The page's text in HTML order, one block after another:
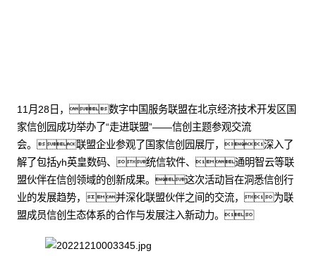
11月28日，数字中国服务联盟在北京经济技术开发区国
家信创园成功举办了“走进联盟”——信创主题参观交流
会。联盟企业参观了国家信创园展厅，深入了
解了包括yh英皇数码、统信软件、通明智云等联
盟伙伴在信创领域的创新成果。这次活动旨在洞悉信创行
业的发展趋势，并深化联盟伙伴之间的交流，为联
盟成员信创生态体系的合作与发展注入新动力。